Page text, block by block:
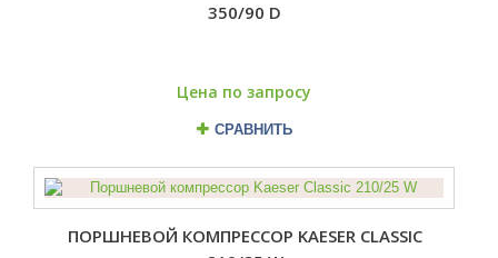
350/90 D
Цена по запросу
СРАВНИТЬ
ПОРШНЕВОЙ КОМПРЕССОР KAESER CLASSIC